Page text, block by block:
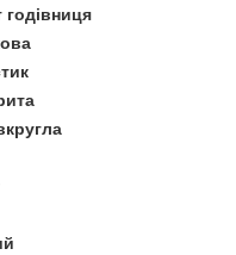
годівниця